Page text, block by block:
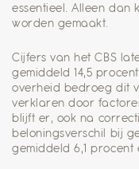
essentieel. Alleen dan
worden gemaakt.
Cijfers van het CBS
gemiddeld 14,5
overheid bedroeg dit
verklaren door
blijft er, ook na
beloningsverschil bij
gemiddeld 6,1 procent